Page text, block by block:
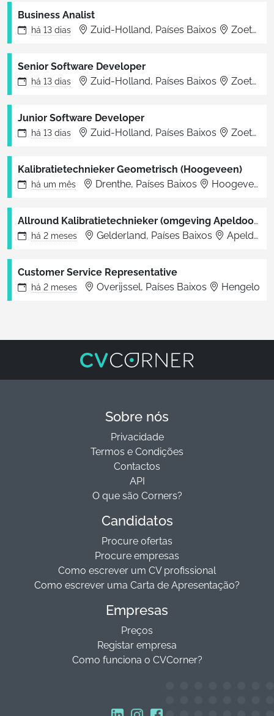
Business Analist
há 13 dias Zuid-Holland, Países Baixos Zoetermeer
Senior Software Developer
há 13 dias Zuid-Holland, Países Baixos Zoetermeer
Junior Software Developer
há 13 dias Zuid-Holland, Países Baixos Zoetermeer
Kalibratietechnieker Geometrisch (Hoogeveen)
há um mês Drenthe, Países Baixos Hoogeveen
Allround Kalibratietechnieker (omgeving Apeldoorn)
há 2 meses Gelderland, Países Baixos Apeldoorn
Customer Service Representative
há 2 meses Overijssel, Países Baixos Hengelo
Sobre nós
Privacidade
Termos e Condições
Contactos
API
O que são Corners?
Candidatos
Procure ofertas
Procure empresas
Como escrever um CV profissional
Como escrever uma Carta de Apresentação?
Empresas
Preços
Registar empresa
Como funciona o CVCorner?